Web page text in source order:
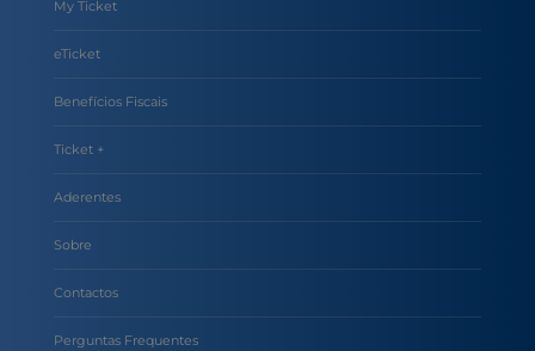
My Ticket
eTicket
Benefícios Fiscais
Ticket +
Aderentes
Sobre
Contactos
Perguntas Frequentes